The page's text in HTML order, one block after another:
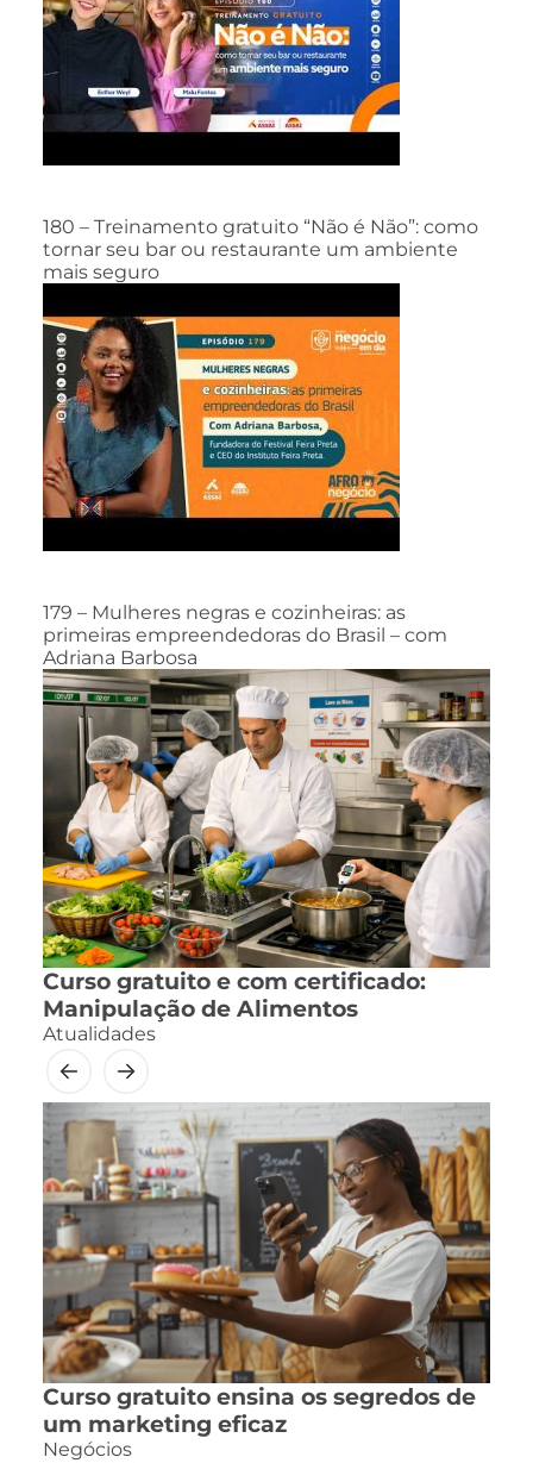
180 – Treinamento gratuito “Não é Não”: como
tornar seu bar ou restaurante um ambiente
mais seguro
179 – Mulheres negras e cozinheiras: as
primeiras empreendedoras do Brasil – com
Adriana Barbosa
Curso gratuito e com certificado:
Manipulação de Alimentos
Atualidades
Curso gratuito ensina os segredos de
um marketing eficaz
Negócios